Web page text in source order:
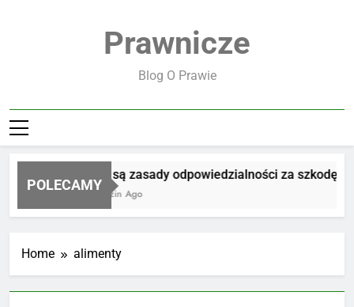
Prawnicze
Blog O Prawie
POLECAMY
Jakie są zasady odpowiedzialności za szkodę
11 Godzin Ago
Home alimenty